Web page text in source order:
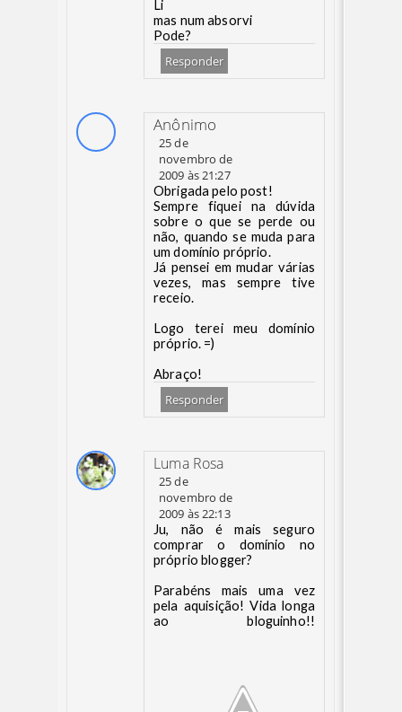
Li
mas num absorvi
Pode?
Responder
Anônimo
25 de
novembro de
2009 às 21:27
Obrigada pelo post!
Sempre fiquei na dúvida
sobre o que se perde ou
não, quando se muda para
um domínio próprio.
Já pensei em mudar várias
vezes, mas sempre tive
receio.
Logo terei meu domínio
próprio. =)
Abraço!
Responder
Luma Rosa
25 de
novembro de
2009 às 22:13
Ju, não é mais seguro
comprar o domínio no
próprio blogger?
Parabéns mais uma vez
pela aquisição! Vida longa
ao bloguinho!!